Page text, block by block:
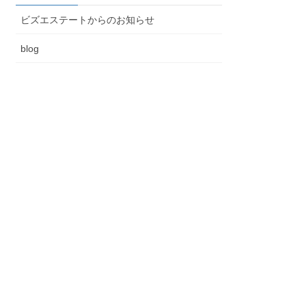
ビズエステートからのお知らせ
blog